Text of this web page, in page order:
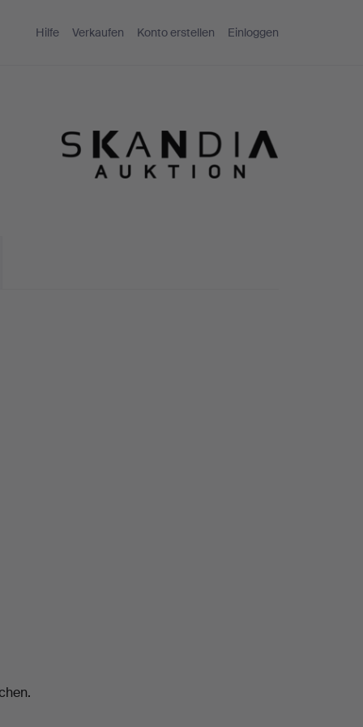
Hilfe Verkaufen Konto erstellen Einloggen